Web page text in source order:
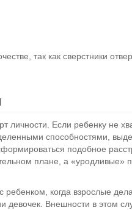
так как сверстники
личности. Если ребенку не
способностями,
подобное
плане, а
когда взрослые
Внешности в этом